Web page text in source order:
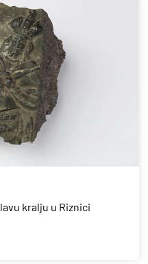
kralju u Riznici